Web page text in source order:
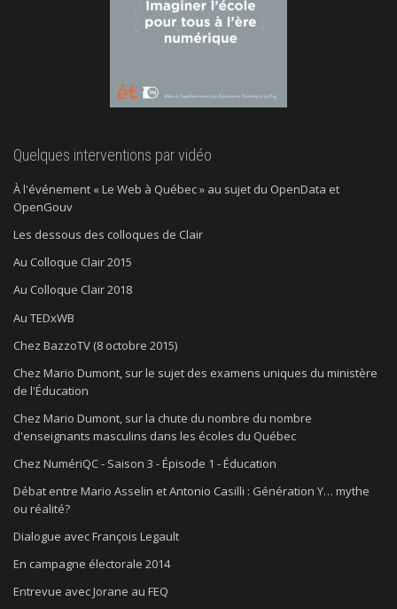
Quelques interventions par vidéo
À l'événement « Le Web à Québec » au sujet du OpenData et
OpenGouv
Les dessous des colloques de Clair
Au Colloque Clair 2015
Au Colloque Clair 2018
Au TEDxWB
Chez BazzoTV (8 octobre 2015)
Chez Mario Dumont, sur le sujet des examens uniques du ministère
de l'Éducation
Chez Mario Dumont, sur la chute du nombre du nombre
d'enseignants masculins dans les écoles du Québec
Chez NumériQC - Saison 3 - Épisode 1 - Éducation
Débat entre Mario Asselin et Antonio Casilli : Génération Y… mythe
ou réalité?
Dialogue avec François Legault
En campagne électorale 2014
Entrevue avec Jorane au FEQ